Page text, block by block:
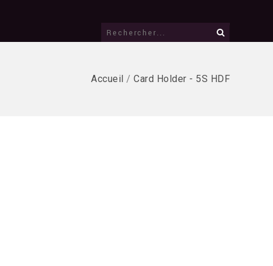
Accueil / Card Holder - 5S HDF